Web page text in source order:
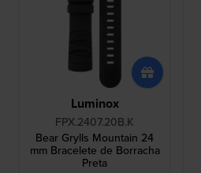
Luminox
FPX.2407.20B.K
Bear Grylls Mountain 24
mm Bracelete de Borracha
Preta